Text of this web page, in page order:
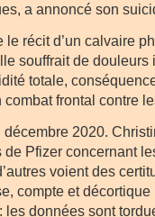
a annoncé son
récit d’un calvaire
souffrait de
totale,
frontal contre
décembre 2020.
de Pfizer concernant
voient des
compte et
les données sont